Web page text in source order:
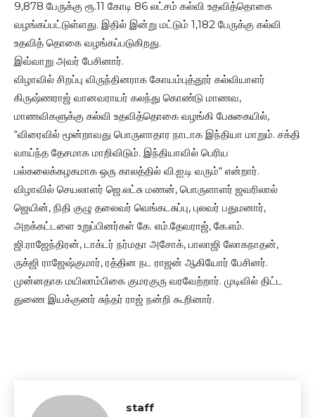
9,878 பேருக்கு ரூ.11 கோடி 86 லட்சம் கல்வி உதவித்தொகை
வழங்கப்பட்டுள்ளது. இதில் இன்று மட்டும் 1,182 பேருக்கு கல்வி
உதவித் தொகை வழங்கப்படுகிறது.
இவ்வாறு அவர் பேசினார்.
விழாவில் சிறப்பு விருந்தினராக கோயம்புத்தூர் கல்வியாளர்
கிருஷ்ணராஜ் வானவராயர் கலந்து கொண்டு மாணவ,
மாணவிகளுக்கு கல்வி உதவித்தொகை வழங்கி பேசுகையில்,
“விரைவில் மூன்றாவது பொருளாதார நாடாக இந்தியா மாறும். சக்தி
வாய்ந்த தேசமாக மாறிவிடும். இந்தியாவில் பெரிய
பல்கலைக்கழகமாக ஒரு காலத்தில் வி.ஐ.டி வரும்“ என்றார்.
விழாவில் செயலாளர் ஜெ.லட்சு மணன், பொருளாளர் ஜவரிலால்
ஜெயின், நிதி குழு தலைவர் வெங்கடசுப்பு, புலவர் பதுமனார்,
அறக்கட்டளை உறுப்பினர்கள் கே. எம்.தேவராஜ், கே.எம்.
ஜி.ராஜேந்திரன், டாக்டர் நர்மதா அசோக், பாலாஜி லோகநாதன்,
ருக்ஜி ராஜேஷ்குமார், ரத்தின நட ராஜன் ஆகியோர் பேசினர்.
முன்னதாக மயிலாம்பிகை குமரகுரு வரவேற்றார். முடிவில் திட்ட
துணை இயக்குனர் சுந்தர் ராஜ் நன்றி கூறினார்.
staff